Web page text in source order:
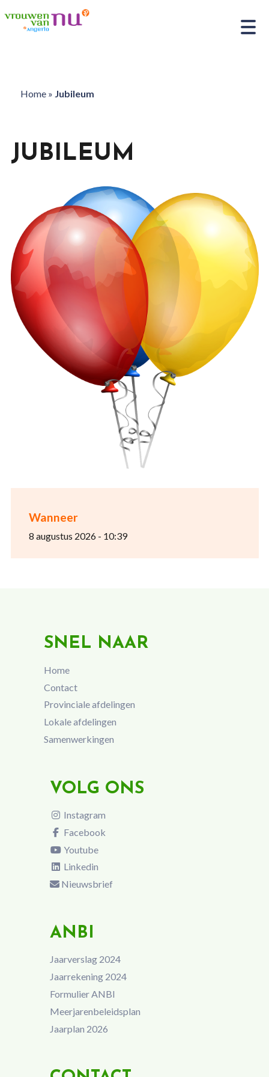
Home» Jubileum
Wanneer
8 augustus 2026 - 10:39
JUBILEUM
SNEL NAAR
Home
Contact
Provinciale afdelingen
Lokale afdelingen
Samenwerkingen
VOLG ONS
Instagram
Facebook
Youtube
Linkedin
Nieuwsbrief
ANBI
Jaarverslag 2024
Jaarrekening 2024
Formulier ANBI
Meerjarenbeleidsplan
Jaarplan 2026